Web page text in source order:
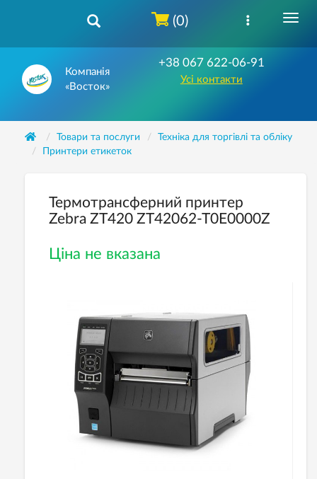
Компанія
«Восток»
+38 067 622-06-91
Усі контакти
(0)
Товари та послуги
Техніка для торгівлі та обліку
Принтери етикеток
Термотрансферний принтер
Zebra ZT420 ZT42062-T0E0000Z
Ціна не вказана